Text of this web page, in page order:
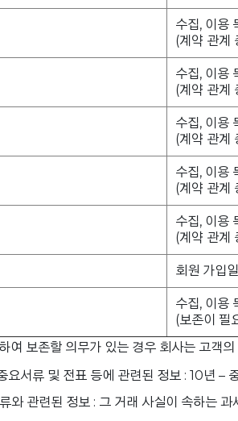
수집, 이용
(계약 관계
수집, 이용
(계약 관계
수집, 이용
(계약 관계
수집, 이용
(계약 관계
수집, 이용
(계약 관계
회원 가입
수집, 이용
(보존이 필
보존할 의무가 있는 경우 회사는 고객
요서류 및 전표 등에 관련된 정보 : 10년 –
와 관련된 정보 : 그 거래 사실이 속하는